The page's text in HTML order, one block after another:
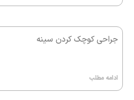
جراحی کوچک کردن سینه
ادامه مطلب